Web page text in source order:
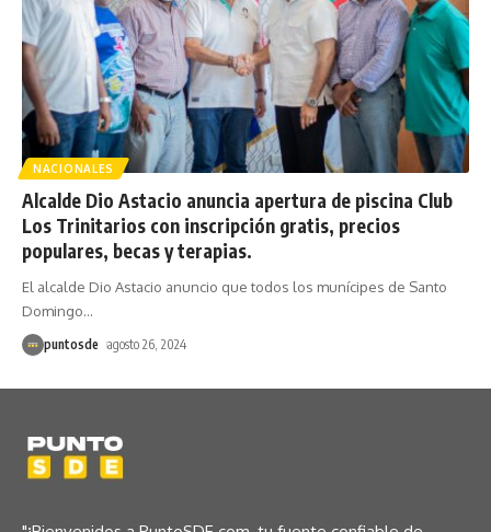
NACIONALES
Alcalde Dio Astacio anuncia apertura de piscina Club
Los Trinitarios con inscripción gratis, precios
populares, becas y terapias.
El alcalde Dio Astacio anuncio que todos los munícipes de Santo
Domingo…
puntosde agosto 26, 2024